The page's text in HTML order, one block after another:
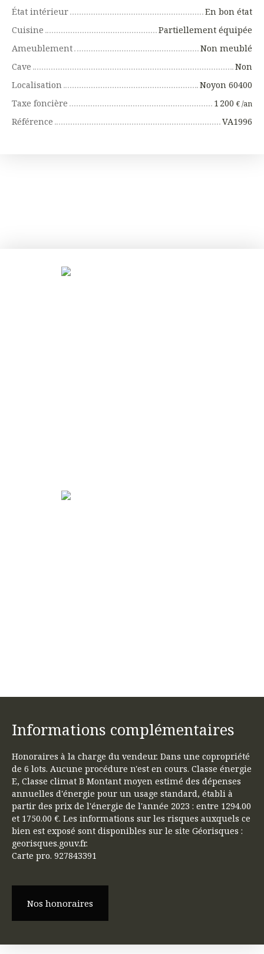
État intérieur
En bon état
Cuisine
Partiellement équipée
Ameublement
Non meublé
Cave
Non
Localisation
Noyon 60400
Taxe foncière
1 200 € /an
Référence VA1996
Informations complémentaires
Honoraires à la charge du vendeur. Dans une copropriété
de 6 lots. Aucune procédure n'est en cours. Classe énergie
E, Classe climat B Montant moyen estimé des dépenses
annuelles d'énergie pour un usage standard, établi à
partir des prix de l'énergie de l'année 2023 : entre 1294.00
et 1750.00 €. Les informations sur les risques auxquels ce
bien est exposé sont disponibles sur le site Géorisques :
georisques.gouv.fr.
Carte pro. 927843391
Nos honoraires